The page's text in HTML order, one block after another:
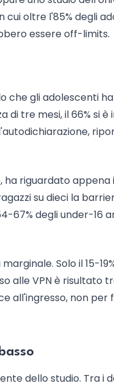
cui oltre l'85% degli
essere off-limits.
che gli adolescenti
di tre mesi, il 66% si
ha riguardato appena
su dieci la
67% degli under-16
Solo il 15-
alle VPN è risultato
all'ingresso, non
dello studio. Tra i